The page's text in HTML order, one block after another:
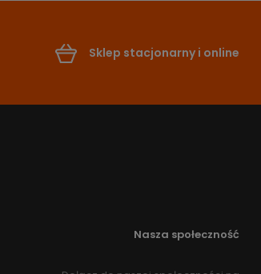
Sklep stacjonarny i online
Nasza społeczność